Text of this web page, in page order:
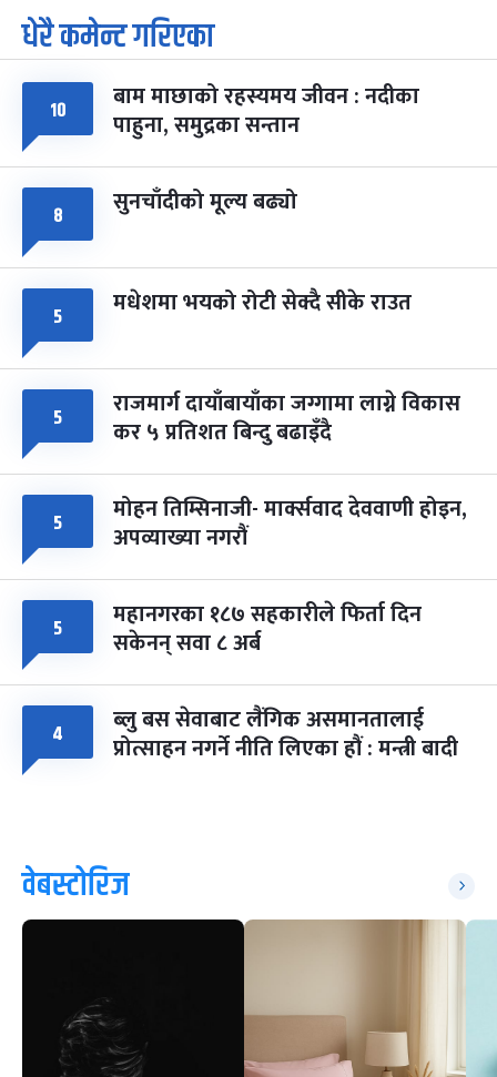
७ पूर्णिमा व्रत
चैत्र ७, २०८३-Mar 21, 2027
८
सोम
फागुपूर्णिमा
चैत्र ८, २०८३-Mar 22, 2027
७ महिना बाँकी
धेरै कमेन्ट गरिएका
१० बाम माछाको रहस्यमय जीवन : नदीका
पाहुना, समुद्रका सन्तान
८ सुनचाँदीको मूल्य बढ्यो
५ मधेशमा भयको रोटी सेक्दै सीके राउत
५ राजमार्ग दायाँबायाँका जग्गामा लाग्ने विकास
कर ५ प्रतिशत बिन्दु बढाइँदै
५ मोहन तिम्सिनाजी- मार्क्सवाद देववाणी होइन,
अपव्याख्या नगरौं
५ महानगरका १८७ सहकारीले फिर्ता दिन
सकेनन् सवा ८ अर्ब
४ ब्लु बस सेवाबाट लैंगिक असमानतालाई
प्रोत्साहन नगर्ने नीति लिएका हौं : मन्त्री बादी
वेबस्टोरिज